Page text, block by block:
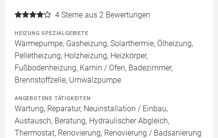
4 Sterne aus 2 Bewertungen
HEIZUNG SPEZIALGEBIETE
Wärmepumpe, Gasheizung, Solarthermie, Ölheizung,
Pelletheizung, Holzheizung, Heizkörper,
Fußbodenheizung, Kamin / Ofen, Badezimmer,
Brennstoffzelle, Umwälzpumpe
ANGEBOTENE TÄTIGKEITEN
Wartung, Reparatur, Neuinstallation / Einbau,
Austausch, Beratung, Hydraulischer Abgleich,
Thermostat, Renovierung, Renovierung / Badsanierung